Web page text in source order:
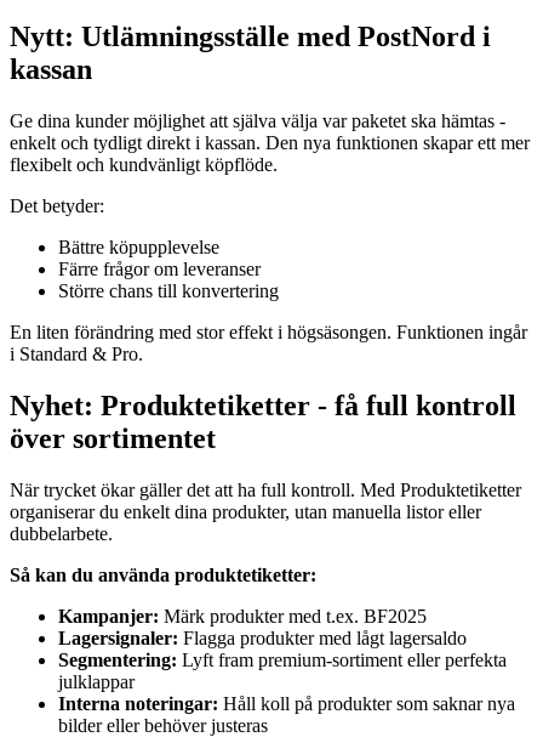
Nytt: Utlämningsställe med PostNord i
kassan
Ge dina kunder möjlighet att själva välja var paketet ska hämtas -
enkelt och tydligt direkt i kassan. Den nya funktionen skapar ett mer
flexibelt och kundvänligt köpflöde.
Det betyder:
Bättre köpupplevelse
Färre frågor om leveranser
Större chans till konvertering
En liten förändring med stor effekt i högsäsongen. Funktionen ingår
i Standard & Pro.
Nyhet: Produktetiketter - få full kontroll
över sortimentet
När trycket ökar gäller det att ha full kontroll. Med Produktetiketter
organiserar du enkelt dina produkter, utan manuella listor eller
dubbelarbete.
Så kan du använda produktetiketter:
Kampanjer: Märk produkter med t.ex. BF2025
Lagersignaler: Flagga produkter med lågt lagersaldo
Segmentering: Lyft fram premium-sortiment eller perfekta
julklappar
Interna noteringar: Håll koll på produkter som saknar nya
bilder eller behöver justeras